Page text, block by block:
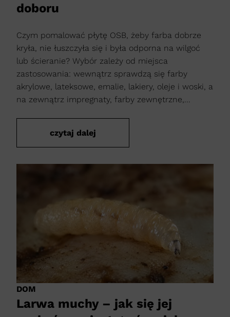
doboru
Czym pomalować płytę OSB, żeby farba dobrze
kryła, nie łuszczyła się i była odporna na wilgoć
lub ścieranie? Wybór zależy od miejsca
zastosowania: wewnątrz sprawdzą się farby
akrylowe, lateksowe, emalie, lakiery, oleje i woski, a
na zewnątrz impregnaty, farby zewnętrzne,...
czytaj dalej
DOM
Larwa muchy – jak się jej